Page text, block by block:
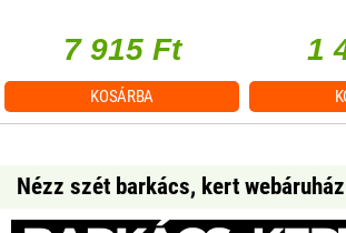
7 915 Ft
KOSÁRBA
1
Nézz szét barkács, kert